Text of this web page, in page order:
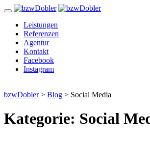
Zum
Leistungen
Referenzen
Agentur
Kontakt
Facebook
Instagram
bzwDobler> Blog > Social Media
Kategorie: Social